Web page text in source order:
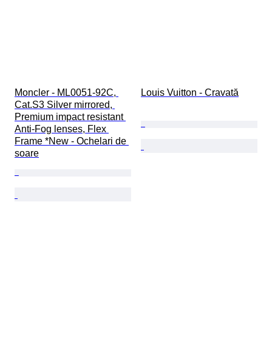
Moncler - ML0051-92C,
Cat.S3 Silver mirrored,
Premium impact resistant
Anti-Fog lenses, Flex
Frame *New - Ochelari de
soare
Louis Vuitton - Cravată